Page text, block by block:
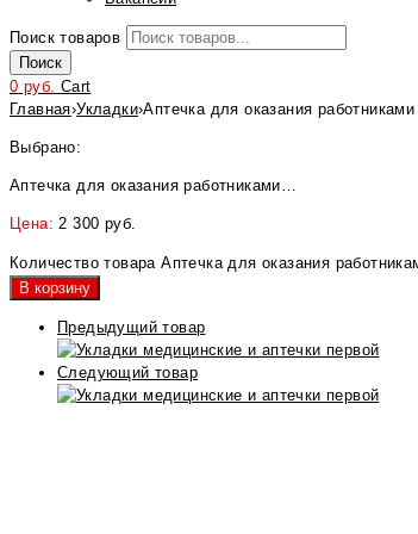
Поиск товаров
Поиск
0 руб. Cart
Главная›Укладки›Аптечка для оказания
Выбрано:
Аптечка для оказания работниками…
Цена:2 300 руб.
Количество товара Аптечка для оказания
В корзину
Предыдущий товар
Следующий товар